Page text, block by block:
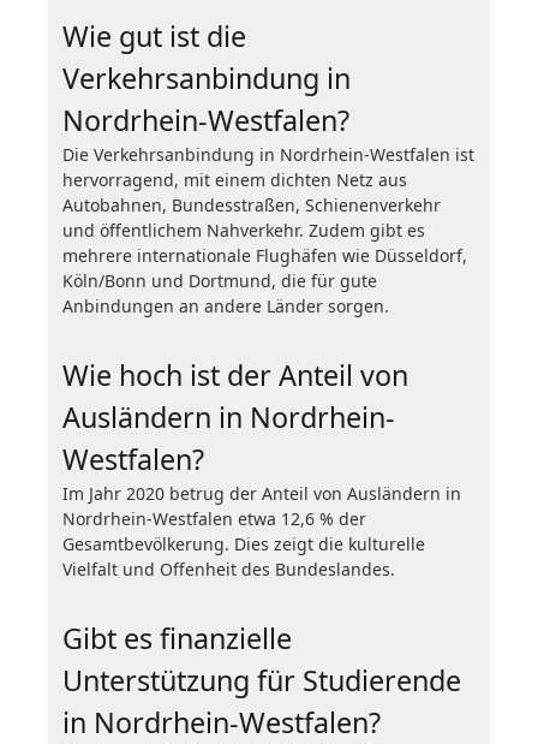
Wie gut ist die
Verkehrsanbindung in
Nordrhein-Westfalen?
Die Verkehrsanbindung in Nordrhein-Westfalen ist
hervorragend, mit einem dichten Netz aus
Autobahnen, Bundesstraßen, Schienenverkehr
und öffentlichem Nahverkehr. Zudem gibt es
mehrere internationale Flughäfen wie Düsseldorf,
Köln/Bonn und Dortmund, die für gute
Anbindungen an andere Länder sorgen.
Wie hoch ist der Anteil von
Ausländern in Nordrhein-
Westfalen?
Im Jahr 2020 betrug der Anteil von Ausländern in
Nordrhein-Westfalen etwa 12,6 % der
Gesamtbevölkerung. Dies zeigt die kulturelle
Vielfalt und Offenheit des Bundeslandes.
Gibt es finanzielle
Unterstützung für Studierende
in Nordrhein-Westfalen?